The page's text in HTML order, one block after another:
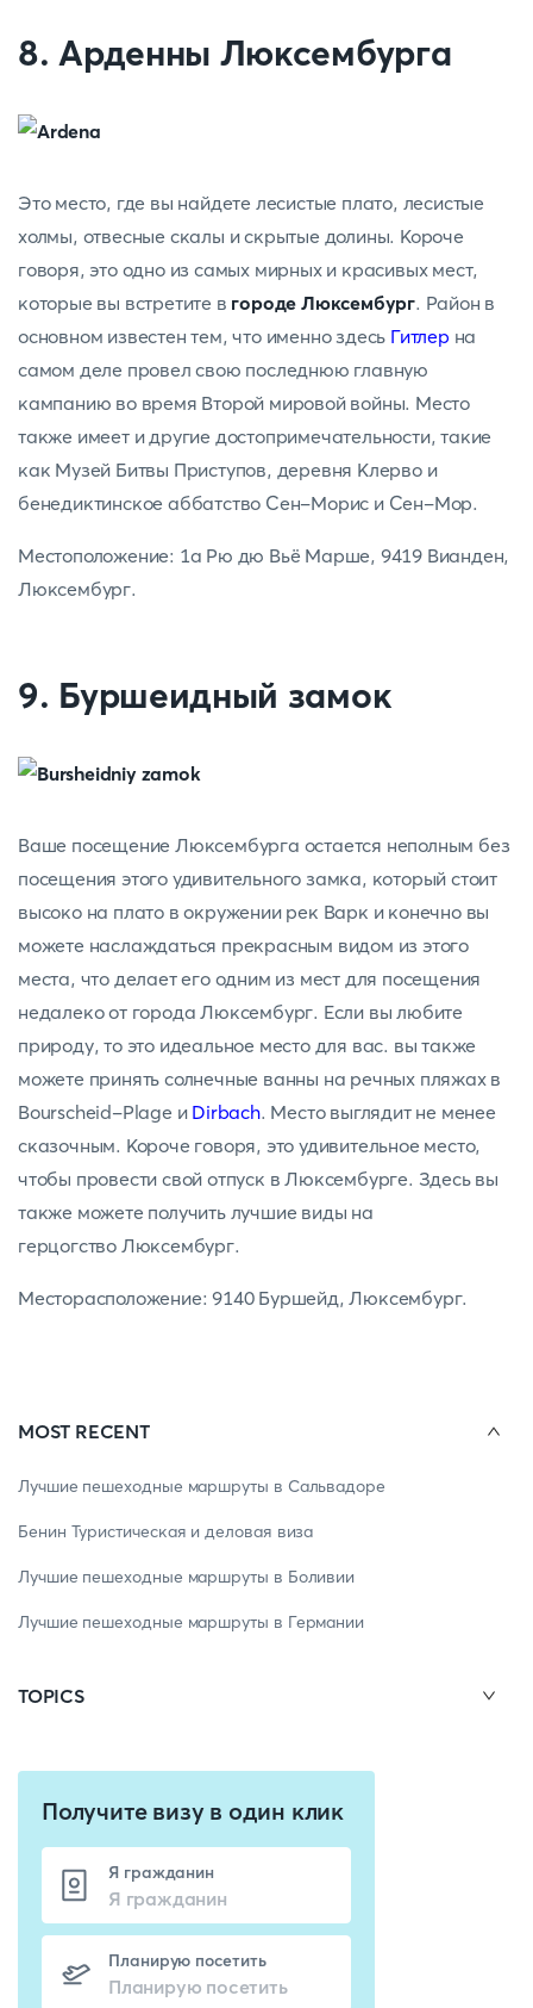
8. Арденны Люксембурга
Это место, где вы найдете лесистые плато, лесистые
холмы, отвесные скалы и скрытые долины. Короче
говоря, это одно из самых мирных и красивых мест,
которые вы встретите в городе Люксембург. Район в
основном известен тем, что именно здесь Гитлер на
самом деле провел свою последнюю главную
кампанию во время Второй мировой войны. Место
также имеет и другие достопримечательности, такие
как Музей Битвы Приступов, деревня Клерво и
бенедиктинское аббатство Сен-Морис и Сен-Мор.
Местоположение: 1а Рю дю Вьё Марше, 9419 Вианден,
Люксембург.
9. Буршеидный замок
Ваше посещение Люксембурга остается неполным без
посещения этого удивительного замка, который стоит
высоко на плато в окружении рек Варк и конечно вы
можете наслаждаться прекрасным видом из этого
места, что делает его одним из мест для посещения
недалеко от города Люксембург. Если вы любите
природу, то это идеальное место для вас. вы также
можете принять солнечные ванны на речных пляжах в
Bourscheid-Plage и Dirbach. Место выглядит не менее
сказочным. Короче говоря, это удивительное место,
чтобы провести свой отпуск в Люксембурге. Здесь вы
также можете получить лучшие виды на
герцогство Люксембург.
Месторасположение: 9140 Буршейд, Люксембург.
MOST RECENT
Лучшие пешеходные маршруты в Сальвадоре
Бенин Туристическая и деловая виза
Лучшие пешеходные маршруты в Боливии
Лучшие пешеходные маршруты в Германии
TOPICS
Получите визу в один клик
Я гражданин
Планирую посетить